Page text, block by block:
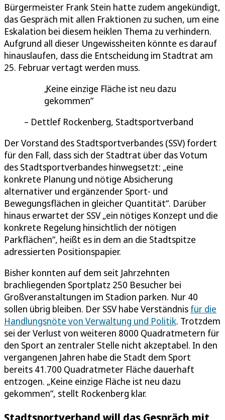
Bürgermeister Frank Stein hatte zudem angekündigt,
das Gespräch mit allen Fraktionen zu suchen, um eine
Eskalation bei diesem heiklen Thema zu verhindern.
Aufgrund all dieser Ungewissheiten könnte es darauf
hinauslaufen, dass die Entscheidung im Stadtrat am
25. Februar vertagt werden muss.
Keine einzige Fläche ist neu dazu
gekommen
Dettlef Rockenberg, Stadtsportverband
Der Vorstand des Stadtsportverbandes (SSV) fordert
für den Fall, dass sich der Stadtrat über das Votum
des Stadtsportverbandes hinwegsetzt: „eine
konkrete Planung und nötige Absicherung
alternativer und ergänzender Sport- und
Bewegungsflächen in gleicher Quantität“. Darüber
hinaus erwartet der SSV „ein nötiges Konzept und die
konkrete Regelung hinsichtlich der nötigen
Parkflächen“, heißt es in dem an die Stadtspitze
adressierten Positionspapier.
Bisher konnten auf dem seit Jahrzehnten
brachliegenden Sportplatz 250 Besucher bei
Großveranstaltungen im Stadion parken. Nur 40
sollen übrig bleiben. Der SSV habe Verständnis für die
Handlungsnöte von Verwaltung und Politik. Trotzdem
sei der Verlust von weiteren 8000 Quadratmetern für
den Sport an zentraler Stelle nicht akzeptabel. In den
vergangenen Jahren habe die Stadt dem Sport
bereits 41.700 Quadratmeter Fläche dauerhaft
entzogen. „Keine einzige Fläche ist neu dazu
gekommen“, stellt Rockenberg klar.
Stadtsportverband will das Gespräch mit